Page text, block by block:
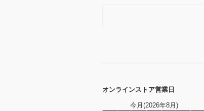
オンラインストア営業日
今月(2026年8月)